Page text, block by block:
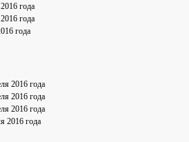
года
года
года
2016 года
2016 года
2016 года
2016 года